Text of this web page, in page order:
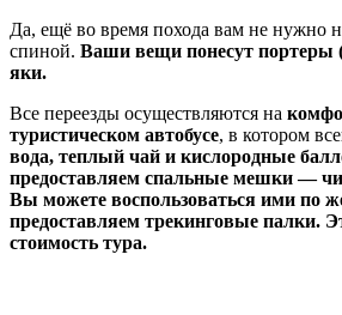
Да, ещё во время похода вам не нужно
спиной. Ваши вещи понесут портеры
яки.
Все переезды осуществляются на
туристическом автобусе, в котором
вода, теплый чай и кислородные
предоставляем спальные мешки —
Вы можете воспользоваться ими по
предоставляем трекинговые палки.
стоимость тура.